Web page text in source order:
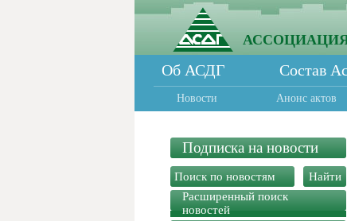
Об АСДГ Состав
Новости Анонс актов
Подписка на новости
Расширенный поиск
новостей